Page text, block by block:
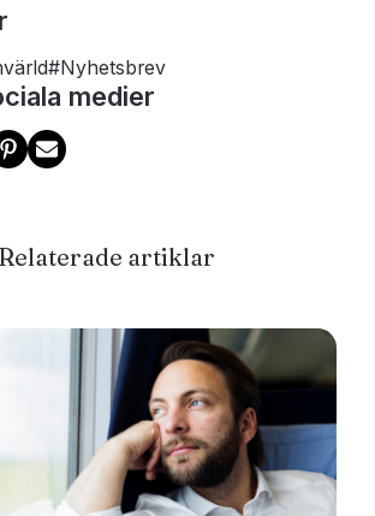
#Nyhetsbrev
medier
Relaterade artiklar